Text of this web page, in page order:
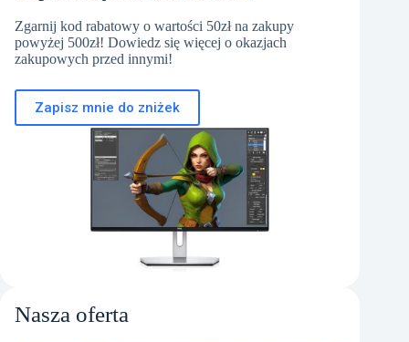
Zgarnij kod rabatowy o wartości 50zł na zakupy
powyżej 500zł! Dowiedz się więcej o okazjach
zakupowych przed innymi!
Zapisz mnie do zniżek
Nasza oferta